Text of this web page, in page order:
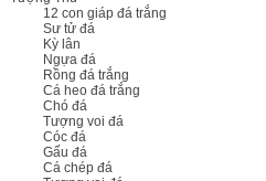
12 con giáp đá trắng
Sư tử đá
Kỳ lân
Ngựa đá
Rồng đá trắng
Cá heo đá trắng
Chó đá
Tượng voi đá
Cóc đá
Gấu đá
Cá chép đá